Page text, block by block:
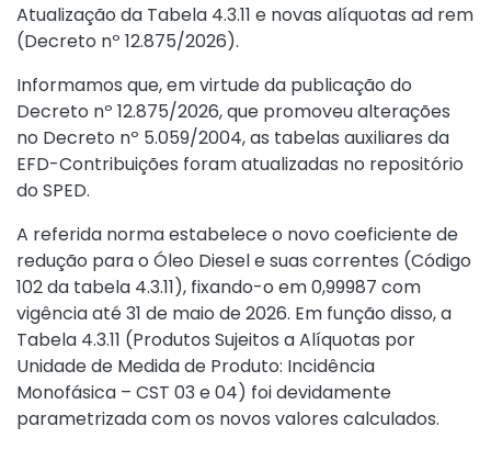
Atualização da Tabela 4.3.11 e novas alíquotas ad rem
(Decreto nº 12.875/2026).
Informamos que, em virtude da publicação do
Decreto nº 12.875/2026, que promoveu alterações
no Decreto nº 5.059/2004, as tabelas auxiliares da
EFD-Contribuições foram atualizadas no repositório
do SPED.
A referida norma estabelece o novo coeficiente de
redução para o Óleo Diesel e suas correntes (Código
102 da tabela 4.3.11), fixando-o em 0,99987 com
vigência até 31 de maio de 2026. Em função disso, a
Tabela 4.3.11 (Produtos Sujeitos a Alíquotas por
Unidade de Medida de Produto: Incidência
Monofásica – CST 03 e 04) foi devidamente
parametrizada com os novos valores calculados.